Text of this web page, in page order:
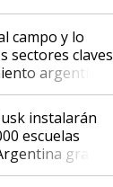
campo y lo
sectores claves
argentino
instalarán
escuelas
gracias
Starlink